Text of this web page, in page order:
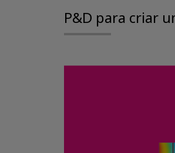
P&D para criar